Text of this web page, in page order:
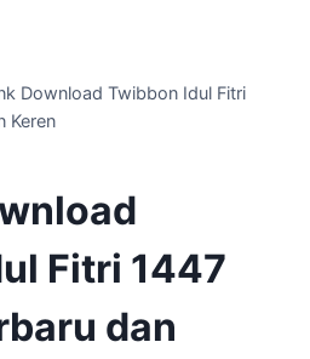
Download Twibbon Idul Fitri
Keren
Fitri 1447
dan